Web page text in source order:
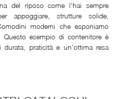
del riposo come l'hai sempre
appoggiare, strutture solide,
moderni che esponiamo
Questo esempio di contenitore è
praticità e un'ottima resa